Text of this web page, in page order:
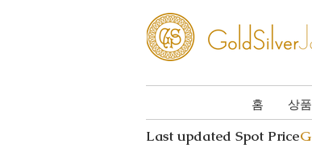
홈 상
Last updated Spot Price